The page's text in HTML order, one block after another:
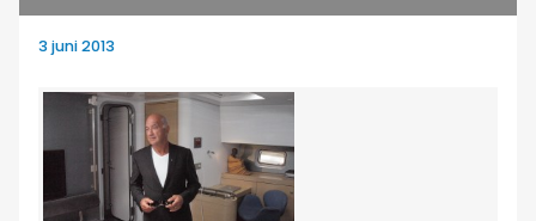
3 juni 2013